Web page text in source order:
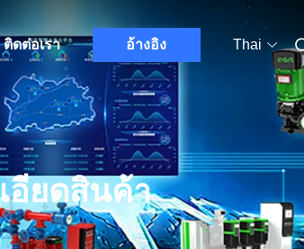
ติดต่อเรา อ้างอิง Thai
อียดสินค้า